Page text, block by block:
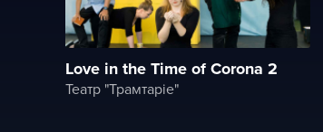
Love in the Time of Corona 2
Театр "Трамтаріе"